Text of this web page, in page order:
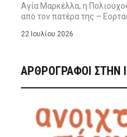
Αγία Μαρκέλλα, η
από τον πατέρα της –
22 Ιουλίου 2026
ΑΡΘΡΟΓΡΑΦΟΙ ΣΤΗΝ